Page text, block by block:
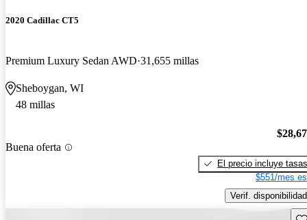
2020 Cadillac CT5
Premium Luxury Sedan AWD 31,655 millas
Sheboygan, WI
48 millas
Buena oferta
El precio incluye tasas
$551/mes
Verif. disponibilidad